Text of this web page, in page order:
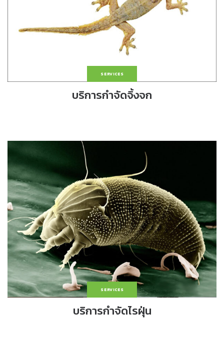
SERVICES
บริการกำจัดจิ้งจก
SERVICES
บริการกำจัดไรฝุ่น